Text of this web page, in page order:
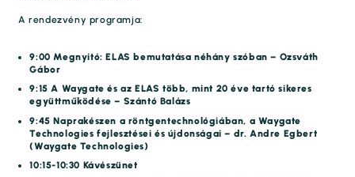
A rendezvény programja:
9:00 Megnyitó: ELAS bemutatása néhány szóban – Ozsváth
Gábor
9:15 A Waygate és az ELAS több, mint 20 éve tartó sikeres
együttműködése – Szántó Balázs
9:45 Naprakészen a röntgentechnológiában, a Waygate
Technologies fejlesztései és újdonságai – dr. Andre Egbert
(Waygate Technologies)
10:15-10:30 Kávészünet